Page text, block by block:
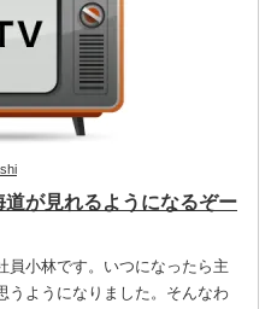
が見れるようになるぞー
員小林です。いつになったら主
うようになりました。そんなわ